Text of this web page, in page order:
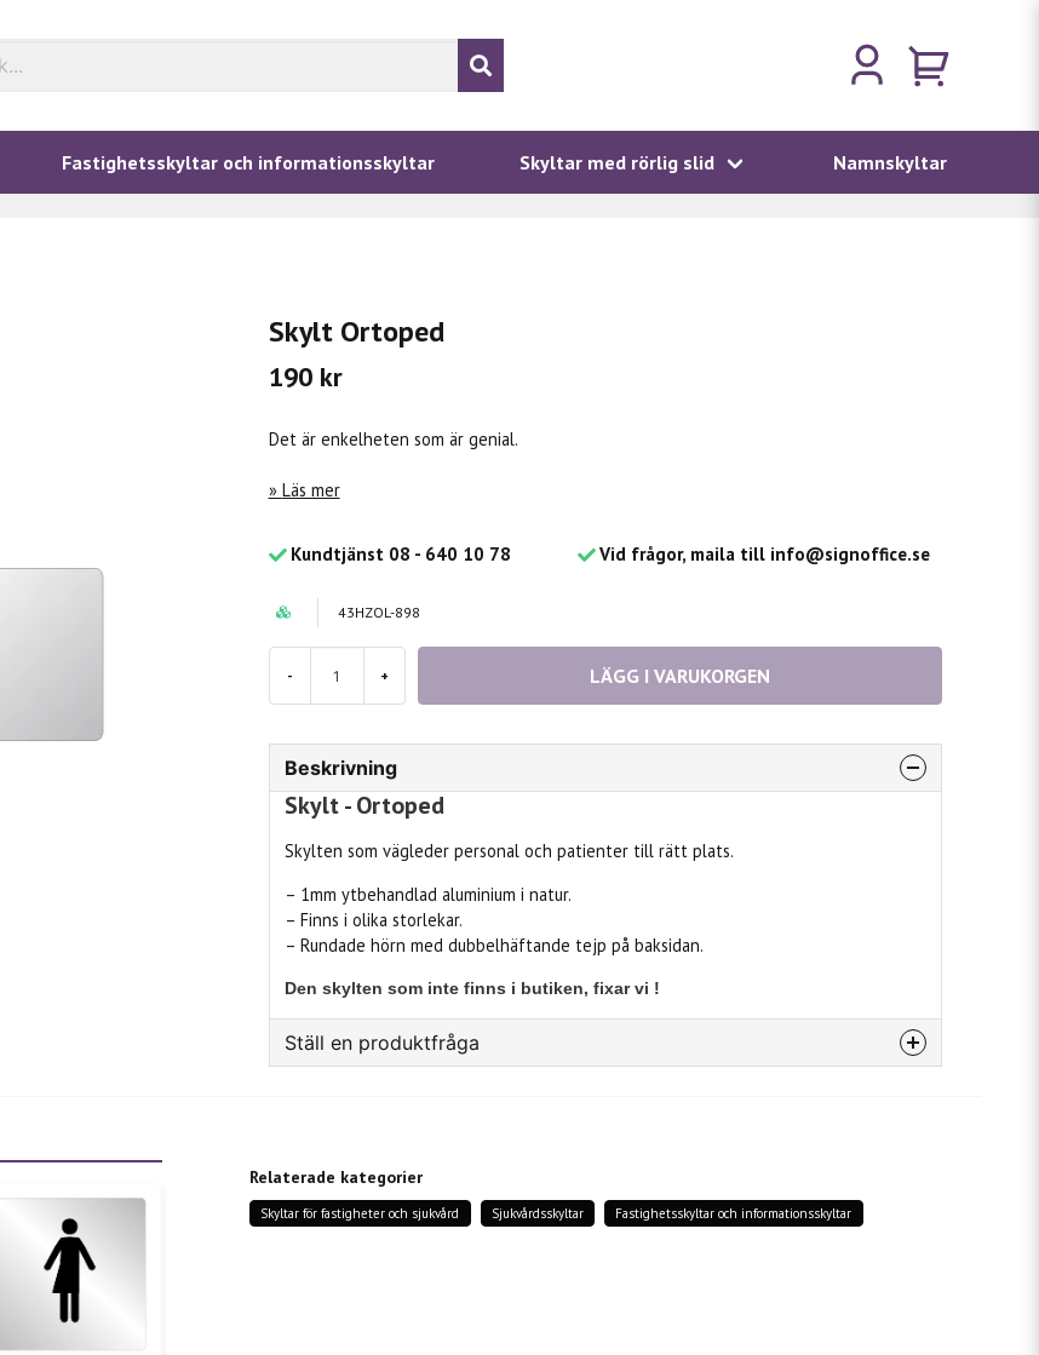
Fastighetsskyltar och informationsskyltar Skyltar med rörlig slid Namnskyltar
Skylt Ortoped
190 kr
Det är enkelheten som är genial.
Läs mer
Kundtjänst 08 - 640 10 78 Vid frågor, maila till info@signoffice.se
43HZOL-898
- + LÄGG I VARUKORGEN
Beskrivning
Skylt - Ortoped
Skylten som vägleder personal och patienter till rätt plats.
– 1mm ytbehandlad aluminium i natur.
– Finns i olika storlekar.
– Rundade hörn med dubbelhäftande tejp på baksidan.
Den skylten som inte finns i butiken, fixar vi !
Ställ en produktfråga
name email
Relaterade kategorier
Skyltar för fastigheter och sjukvård Sjukvårdsskyltar Fastighetsskyltar och informationsskyltar